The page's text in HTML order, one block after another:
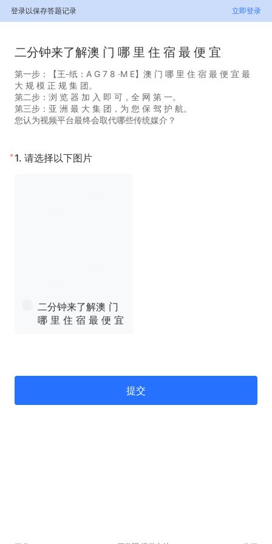
登录以保存答题记录 立即登录
二分钟来了解澳 门 哪 里 住 宿 最 便 宜
第一步：【王-纸：A G 7 8 ·M E】澳 门 哪 里 住 宿 最 便 宜 最
大 规 模 正 规 集 团。
第二步：浏 览 器 加 入 即 可，全 网 第 一。
第三步：亚 洲 最 大 集 团，为 您 保 驾 护 航。
您认为视频平台最终会取代哪些传统媒介？
* 1. 请选择以下图片
二分钟来了解澳 门
哪 里 住 宿 最 便 宜
提交